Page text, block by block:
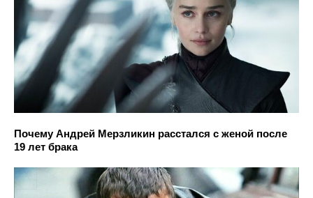
Почему Андрей Мерзликин расстался с женой после
19 лет брака